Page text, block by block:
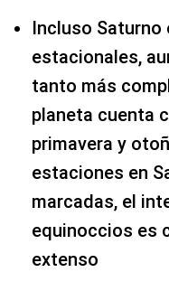
Incluso Saturno
estacionales,
tanto más
planeta cuenta
primavera y
estaciones en
marcadas, el
equinoccios es
extenso